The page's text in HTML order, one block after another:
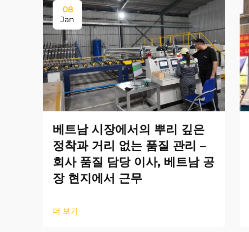
08
Jan
베트남 시장에서의 뿌리 깊은
정착과 거리 없는 품질 관리 –
회사 품질 담당 이사, 베트남 공
장 현지에서 근무
더 보기